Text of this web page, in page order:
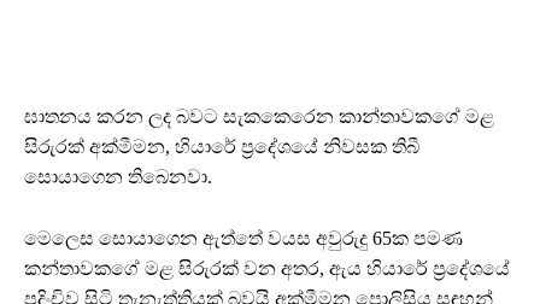
ඝාතනය කරන ලද බවට සැකකෙරෙන කාන්තාවකගේ මළ
සිරුරක් අක්මීමන, හියාරේ ප්‍රදේශයේ නිවසක තිබී
සොයාගෙන තිබෙනවා.
මෙලෙස සොයාගෙන ඇත්තේ වයස අවුරුදු 65ක පමණ
කන්තාවකගේ මළ සිරුරක් වන අතර, ඇය හියාරේ ප්‍රදේශයේ
පදිංචිව සිටි තැනැත්තියක් බවයි අක්මීමන පොලිසිය සඳහන්